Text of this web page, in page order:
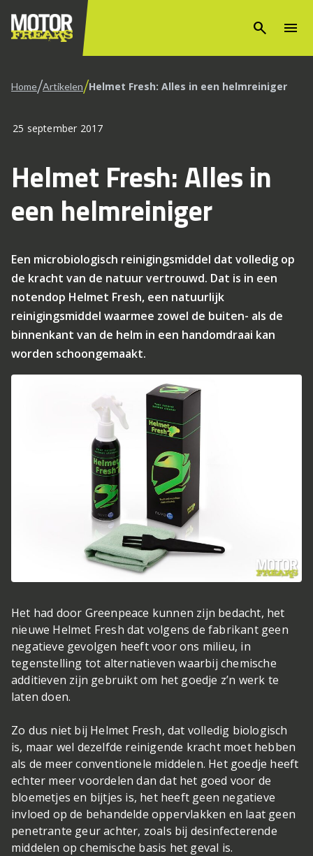
search menu
Home/Artikelen/Helmet Fresh: Alles in een helmreiniger
25 september 2017
Helmet Fresh: Alles in
een helmreiniger
Een microbiologisch reinigingsmiddel dat volledig op
de kracht van de natuur vertrouwd. Dat is in een
notendop Helmet Fresh, een natuurlijk
reinigingsmiddel waarmee zowel de buiten- als de
binnenkant van de helm in een handomdraai kan
worden schoongemaakt.
Het had door Greenpeace kunnen zijn bedacht, het
nieuwe Helmet Fresh dat volgens de fabrikant geen
negatieve gevolgen heeft voor ons milieu, in
tegenstelling tot alternatieven waarbij chemische
additieven zijn gebruikt om het goedje z’n werk te
laten doen.
Zo dus niet bij Helmet Fresh, dat volledig biologisch
is, maar wel dezelfde reinigende kracht moet hebben
als de meer conventionele middelen. Het goedje heeft
echter meer voordelen dan dat het goed voor de
bloemetjes en bijtjes is, het heeft geen negatieve
invloed op de behandelde oppervlakken en laat geen
penetrante geur achter, zoals bij desinfecterende
middelen op chemische basis het geval is.